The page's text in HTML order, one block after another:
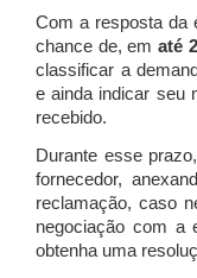
Com a resposta da
chance de, em até
classificar a
e ainda indicar seu
recebido.
Durante esse
fornecedor,
reclamação, caso
negociação com a
obtenha uma